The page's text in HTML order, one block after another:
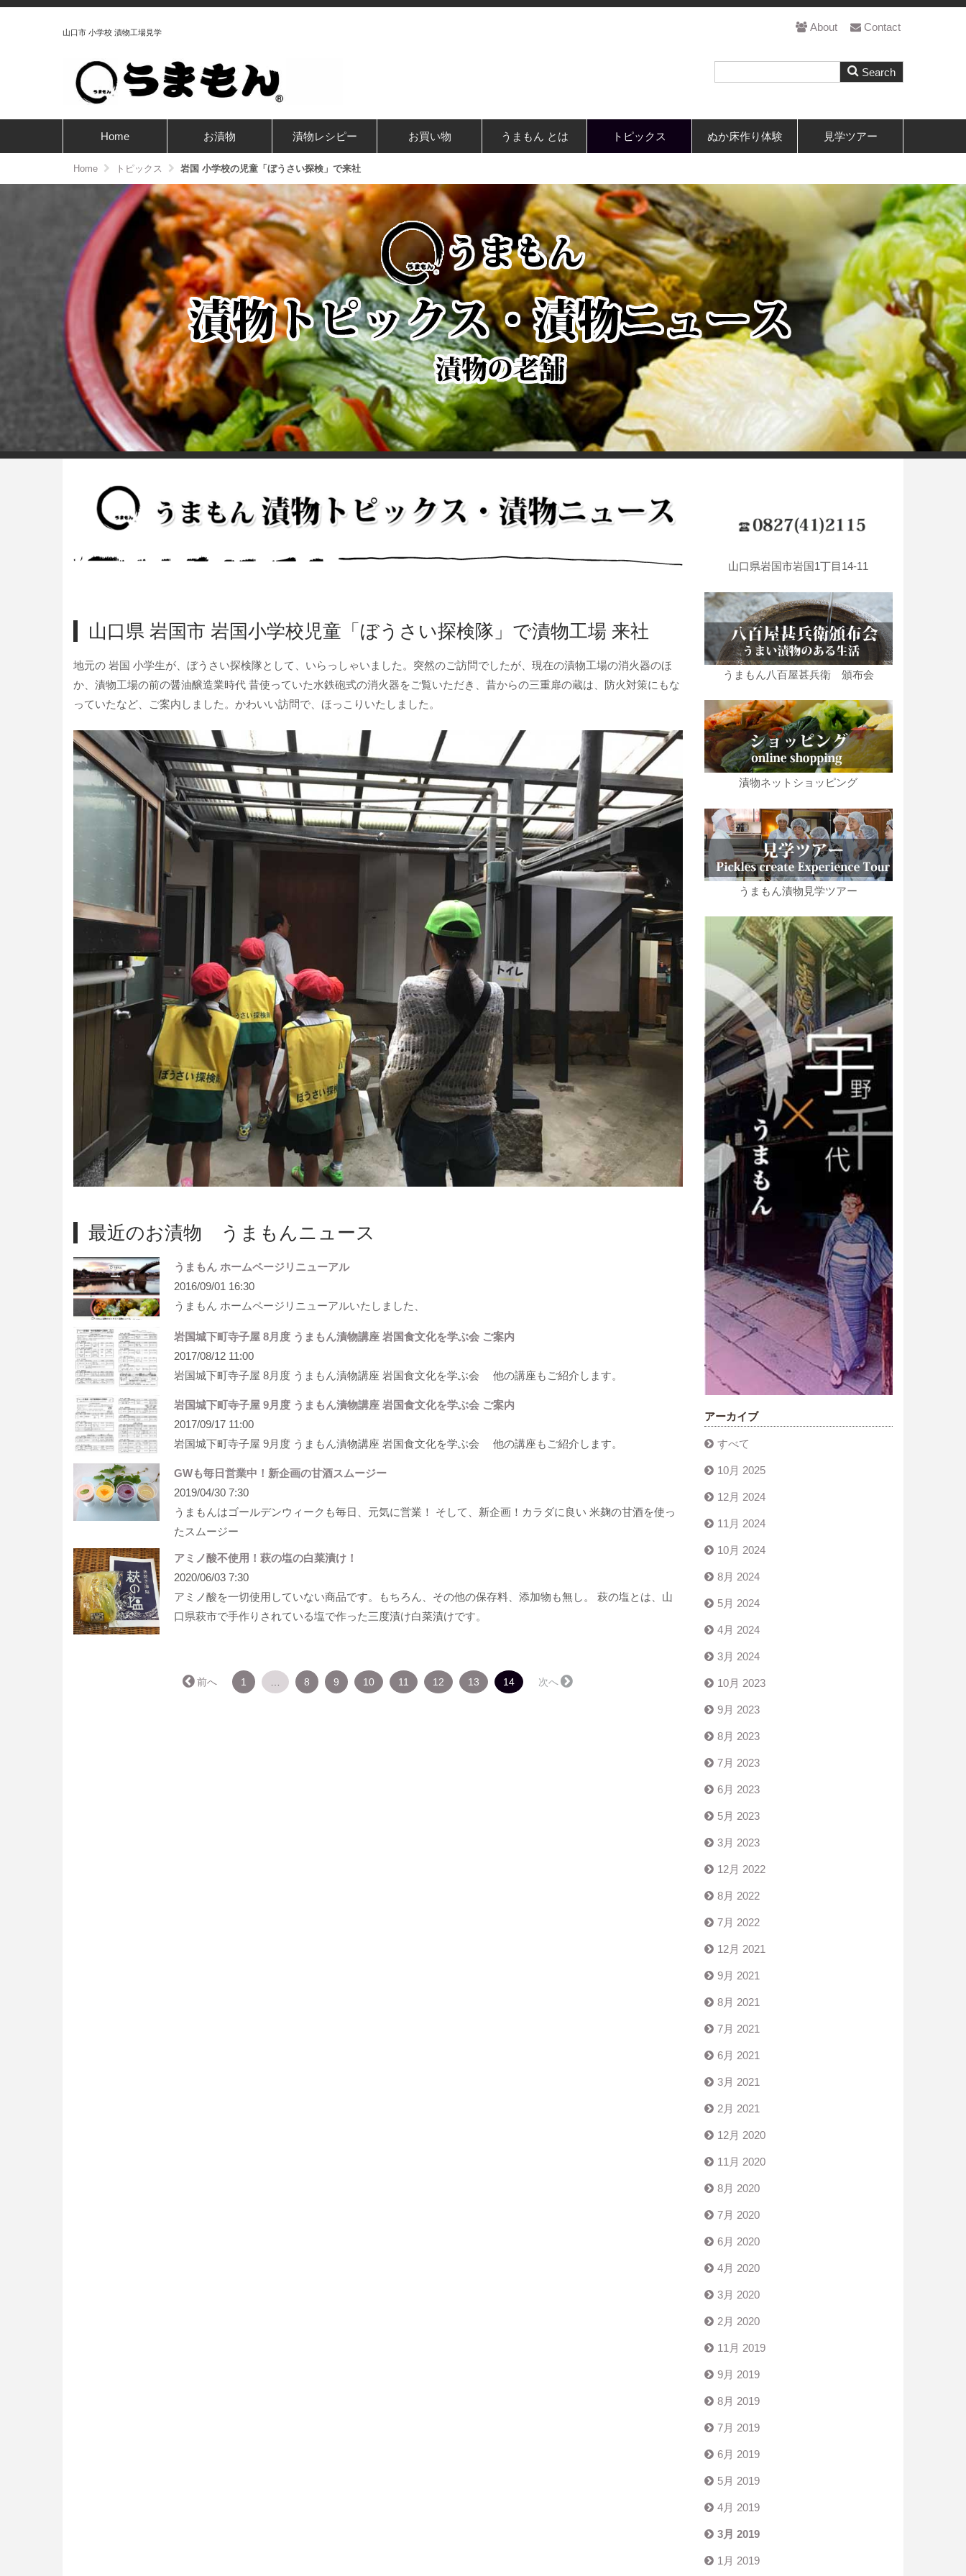
山口市 小学校 漬物工場見学 About Contact
Home お漬物 漬物レシピー お買い物 うまもん とは トピックス ぬか床作り体験 見学ツアー
Home トピックス 岩国 小学校の児童「ぼうさい探検」で来社
山口県 岩国市 岩国小学校児童「ぼうさい探検隊」で漬物工場 来社
地元の 岩国 小学生が、ぼうさい探検隊として、いらっしゃいました。突然のご訪問でしたが、現在の漬物工場の消火器のほ
か、漬物工場の前の醤油醸造業時代 昔使っていた水鉄砲式の消火器をご覧いただき、昔からの三重扉の蔵は、防火対策にもな
っていたなど、ご案内しました。かわいい訪問で、ほっこりいたしました。
最近のお漬物 うまもんニュース
うまもん ホームページリニューアル
2016/09/01 16:30
うまもん ホームページリニューアルいたしました、
岩国城下町寺子屋 8月度 うまもん漬物講座 岩国食文化を学ぶ会 ご案内
2017/08/12 11:00
岩国城下町寺子屋 8月度 うまもん漬物講座 岩国食文化を学ぶ会 他の講座もご紹介します。
岩国城下町寺子屋 9月度 うまもん漬物講座 岩国食文化を学ぶ会 ご案内
2017/09/17 11:00
岩国城下町寺子屋 9月度 うまもん漬物講座 岩国食文化を学ぶ会 他の講座もご紹介します。
GWも毎日営業中！新企画の甘酒スムージー
2019/04/30 7:30
うまもんはゴールデンウィークも毎日、元気に営業！ そして、新企画！カラダに良い 米麹の甘酒を使っ
たスムージー
アミノ酸不使用！萩の塩の白菜漬け！
2020/06/03 7:30
アミノ酸を一切使用していない商品です。もちろん、その他の保存料、添加物も無し。 萩の塩とは、山
口県萩市で手作りされている塩で作った三度漬け白菜漬けです。
← 前へ 1 8 9 10 11 12 13 14（こ
の
次へ →
山口県岩国市岩国1丁目14-11
うまもん八百屋甚兵衛 頒布会
漬物ネットショッピング
うまもん漬物見学ツアー
アーカイブ
すべて
10月 2025
12月 2024
11月 2024
10月 2024
8月 2024
5月 2024
4月 2024
3月 2024
10月 2023
9月 2023
8月 2023
7月 2023
6月 2023
5月 2023
3月 2023
12月 2022
8月 2022
7月 2022
12月 2021
9月 2021
8月 2021
7月 2021
6月 2021
3月 2021
2月 2021
12月 2020
11月 2020
8月 2020
7月 2020
6月 2020
4月 2020
3月 2020
2月 2020
11月 2019
9月 2019
8月 2019
7月 2019
6月 2019
5月 2019
4月 2019
3月 2019
1月 2019